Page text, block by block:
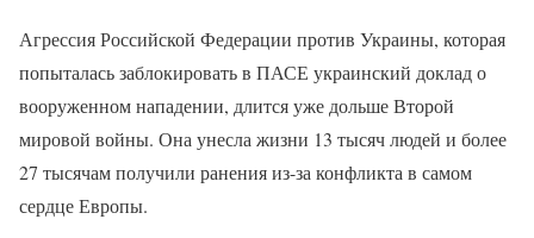
Агрессия Российской Федерации против Украины, которая
попыталась заблокировать в ПАСЕ украинский доклад о
вооруженном нападении, длится уже дольше Второй
мировой войны. Она унесла жизни 13 тысяч людей и более
27 тысячам получили ранения из-за конфликта в самом
сердце Европы.